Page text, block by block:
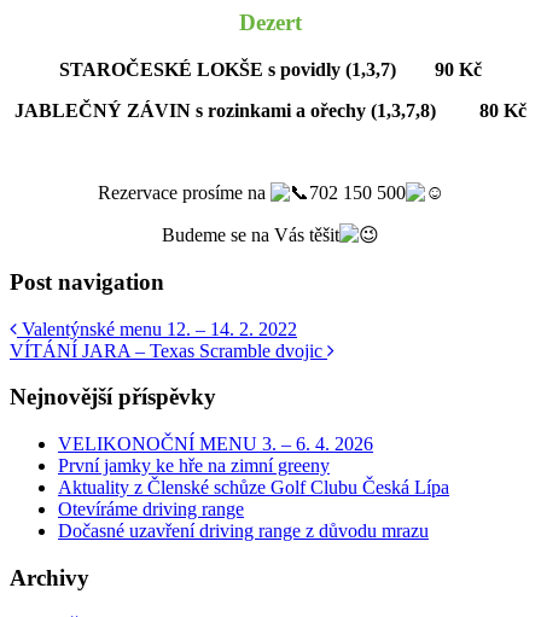
Dezert
STAROČESKÉ LOKŠE s povidly (1,3,7) 90 Kč
JABLEČNÝ ZÁVIN s rozinkami a ořechy (1,3,7,8) 80 Kč
Rezervace prosíme na 702 150 500
Budeme se na Vás těšit
Post navigation
Valentýnské menu 12. – 14. 2. 2022
VÍTÁNÍ JARA – Texas Scramble dvojic
Nejnovější příspěvky
VELIKONOČNÍ MENU 3. – 6. 4. 2026
První jamky ke hře na zimní greeny
Aktuality z Členské schůze Golf Clubu Česká Lípa
Otevíráme driving range
Dočasné uzavření driving range z důvodu mrazu
Archivy